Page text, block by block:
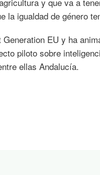
la igualdad de género
EU y ha
piloto sobre
ellas Andalucía.